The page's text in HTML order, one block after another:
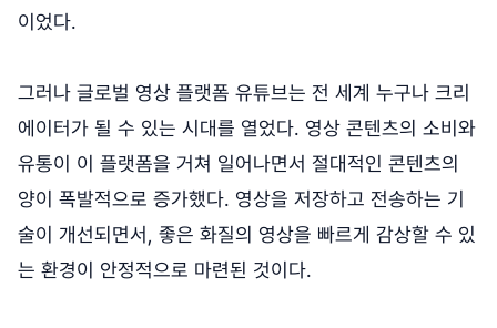
이었다.
그러나 글로벌 영상 플랫폼 유튜브는 전 세계 누구나 크리
에이터가 될 수 있는 시대를 열었다. 영상 콘텐츠의 소비와
유통이 이 플랫폼을 거쳐 일어나면서 절대적인 콘텐츠의
양이 폭발적으로 증가했다. 영상을 저장하고 전송하는 기
술이 개선되면서, 좋은 화질의 영상을 빠르게 감상할 수 있
는 환경이 안정적으로 마련된 것이다.